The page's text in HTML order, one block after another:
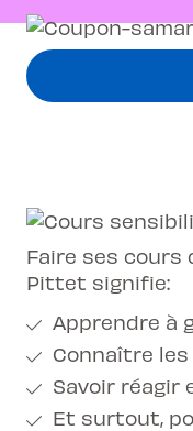
Faire ses cours
Pittet signifie:
Apprendre à
Connaître
Savoir réagir
Et surtout,